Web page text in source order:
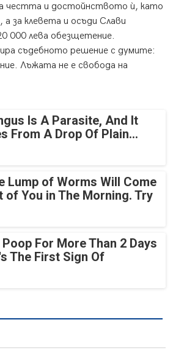
честта и достойнството ѝ, като
а за клевета и осъди Слави
000 лева обезщетение.
съдебното решение с думите:
Лъжата не е свобода на
Is A Parasite, And It
From A Drop Of Plain...
Lump of Worms Will Come
of You in The Morning. Try
Poop For More Than 2 Days
The First Sign Of